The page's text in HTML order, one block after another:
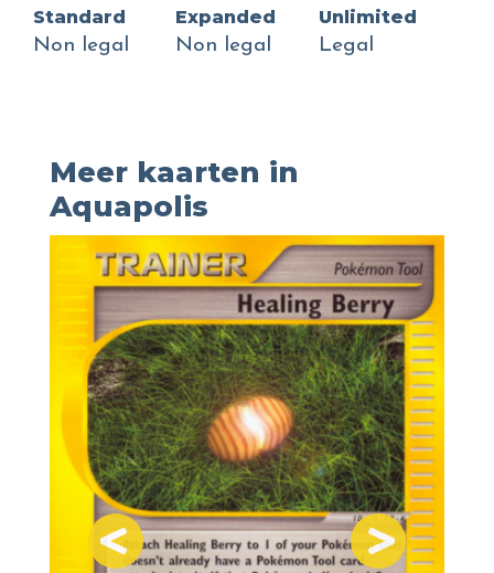
Standard
Non legal
Expanded
Non legal
Unlimited
Legal
Meer kaarten in
Aquapolis